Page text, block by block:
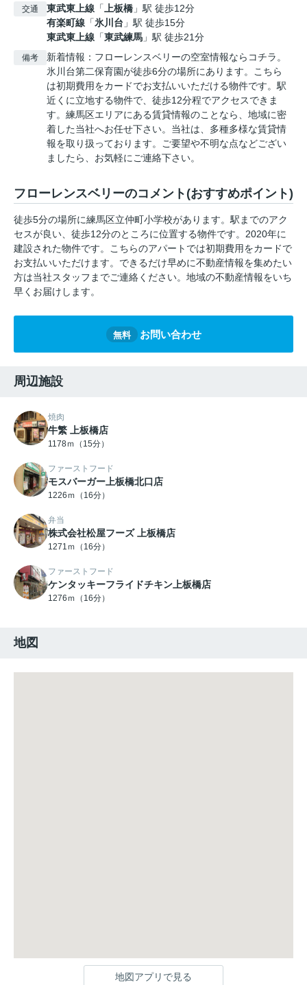
交通 東武東上線 「 上板橋 」駅 徒歩12分
有楽町線 「氷川台 」駅 徒歩15分
東武東上線 「東武練馬 」駅 徒歩21分
備考
新着情報：フローレンスベリーの空室情報ならコチラ。
氷川台第二保育園が徒歩6分の場所にあります。こちら
は初期費用をカードでお支払いいただける物件です。駅
近くに立地する物件で、徒歩12分程でアクセスできま
す。練馬区エリアにある賃貸情報のことなら、地域に密
着した当社へお任せ下さい。当社は、多種多様な賃貸情
報を取り扱っております。ご要望や不明な点などござい
ましたら、お気軽にご連絡下さい。
フローレンスベリーのコメント(おすすめポイント)
徒歩5分の場所に練馬区立仲町小学校があります。駅までのアク
セスが良い、徒歩12分のところに位置する物件です。2020年に
建設された物件です。こちらのアパートでは初期費用をカードで
お支払いいただけます。できるだけ早めに不動産情報を集めたい
方は当社スタッフまでご連絡ください。地域の不動産情報をいち
早くお届けします。
無料 お問い合わせ
周辺施設
焼肉
牛繁 上板橋店
1178ｍ（15分）
ファーストフード
モスバーガー上板橋北口店
1226ｍ（16分）
弁当
株式会社松屋フーズ 上板橋店
1271ｍ（16分）
ファーストフード
ケンタッキーフライドチキン上板橋店
1276ｍ（16分）
地図
地図アプリで見る